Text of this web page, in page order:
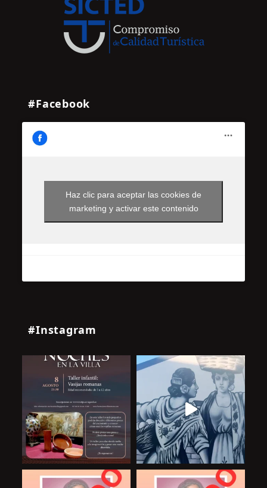
#Facebook
Haz clic para aceptar las cookies de
marketing y activar este contenido
#Instagram